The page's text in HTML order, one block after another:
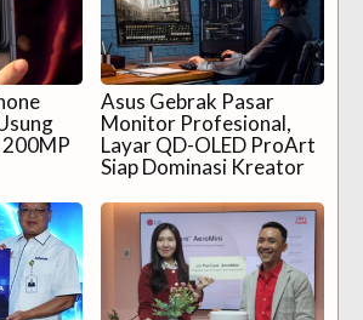
200MP
Asus Gebrak Pasar
Monitor Profesional,
Layar QD-OLED ProArt
Siap Dominasi Kreator